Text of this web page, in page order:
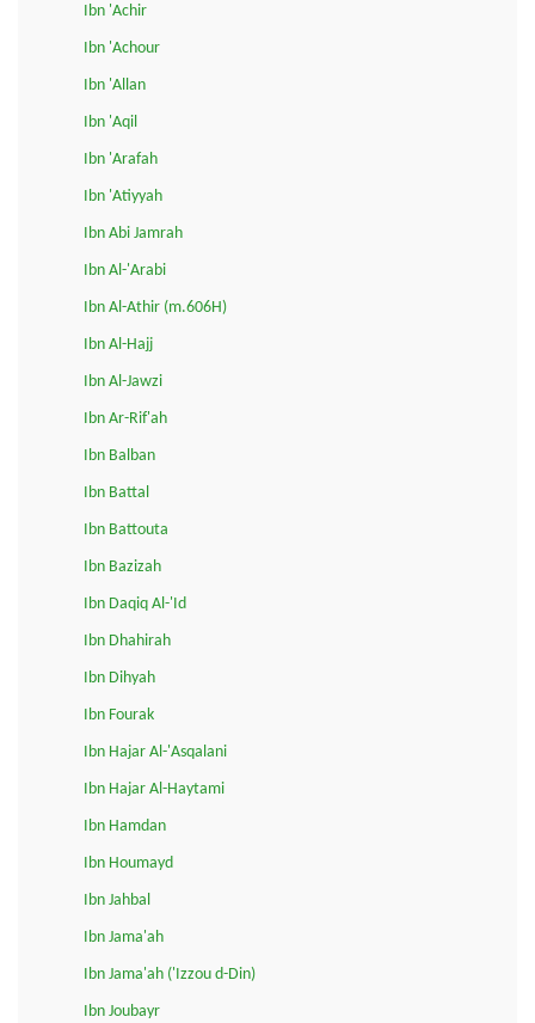
Ibn 'Achir
Ibn 'Achour
Ibn 'Allan
Ibn 'Aqil
Ibn 'Arafah
Ibn 'Atiyyah
Ibn Abi Jamrah
Ibn Al-'Arabi
Ibn Al-Athir (m.606H)
Ibn Al-Hajj
Ibn Al-Jawzi
Ibn Ar-Rif'ah
Ibn Balban
Ibn Battal
Ibn Battouta
Ibn Bazizah
Ibn Daqiq Al-'Id
Ibn Dhahirah
Ibn Dihyah
Ibn Fourak
Ibn Hajar Al-'Asqalani
Ibn Hajar Al-Haytami
Ibn Hamdan
Ibn Houmayd
Ibn Jahbal
Ibn Jama'ah
Ibn Jama'ah ('Izzou d-Din)
Ibn Joubayr